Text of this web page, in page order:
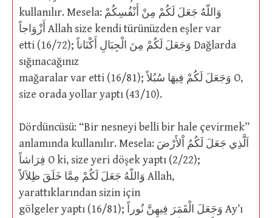
kullanılır. Mesela: وَاللّهُ جَعَلَ لَكُمْ مِنْ أَنْفُسِكُمْ
أَزْوَاجاً Allah size kendi türünüzden eşler var
etti (16/72); وَجَعَلَ لَكُمْ مِنَ الْجِبَالِ أَكْنَاناً Dağlarda
sığınacağınız
mağaralar var etti (16/81); وَجَعَلَ لَكُمْ فِيهَا سُبُلاً O,
size orada yollar yaptı (43/10).
Dördüncüsü: “Bir nesneyi belli bir hale çevirmek”
anlamında kullanılır. Mesela: اَلَّذِي جَعَلَ لَكُمُ اْلأَرْضَ
فِرَاشاً O ki, size yeri döşek yaptı (2/22);
وَاللّهُ جَعَلَ لَكُمْ مِمَّا خَلَقَ ظِلاَلاً Allah,
yarattıklarından sizin için
gölgeler yaptı (16/81); وَجَعَلَ الْقَمَرَ فِيهِنَّ نُوراً Ay’ı